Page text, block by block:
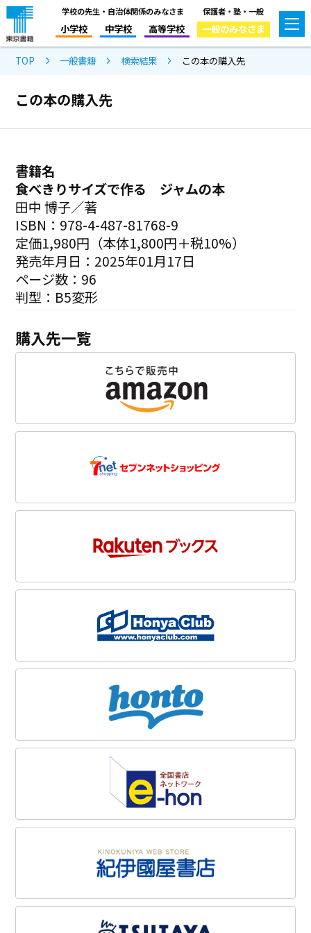
学校の先生・自治体関係のみなさま
小学校 中学校 高等学校
保護者・塾・一般
一般のみなさま
TOP 一般書籍 検索結果 この本の購入先
この本の購入先
書籍名
食べきりサイズで作る ジャムの本
田中 博子／著
ISBN：978-4-487-81768-9
定価1,980円（本体1,800円＋税10%）
発売年月日：2025年01月17日
ページ数：96
判型：B5変形
購入先一覧